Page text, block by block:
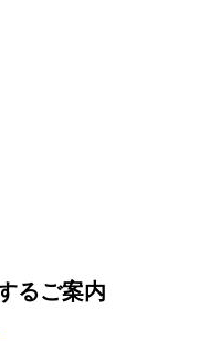
るご案内